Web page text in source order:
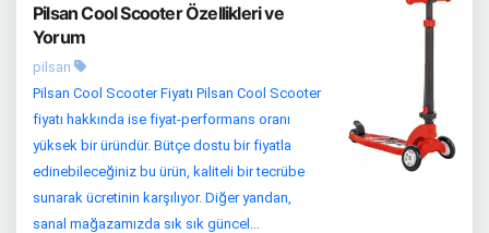
Pilsan Cool Scooter Özellikleri ve
Yorum
pilsan
Pilsan Cool Scooter Fiyatı Pilsan Cool Scooter
fiyatı hakkında ise fiyat-performans oranı
yüksek bir üründür. Bütçe dostu bir fiyatla
edinebileceğiniz bu ürün, kaliteli bir tecrübe
sunarak ücretinin karşılıyor. Diğer yandan,
sanal mağazamızda sık sık güncel...